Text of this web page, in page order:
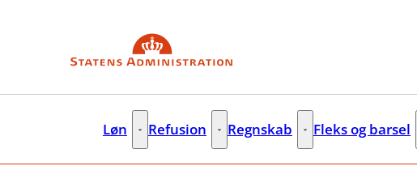
Løn Løn - Flere links
Refusion Refusion - Flere links
Regnskab Regnskab - Flere links
Fleks og barsel